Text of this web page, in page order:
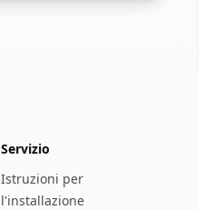
Servizio
Istruzioni per
l'installazione